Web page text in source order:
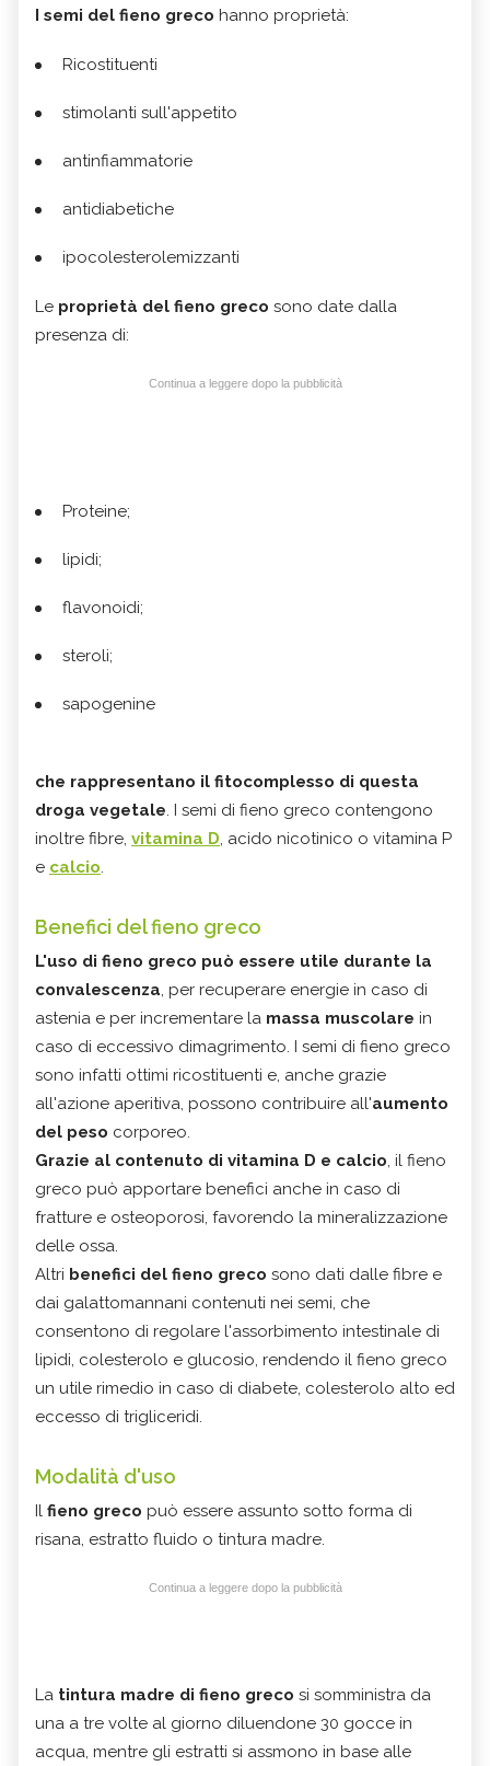
I semi del fieno greco hanno proprietà:
Ricostituenti
stimolanti sull'appetito
antinfiammatorie
antidiabetiche
ipocolesterolemizzanti
Le proprietà del fieno greco sono date dalla
presenza di:
Continua a leggere dopo la pubblicità
Proteine;
lipidi;
flavonoidi;
steroli;
sapogenine
​​​​​​che rappresentano il fitocomplesso di questa
droga vegetale. I semi di fieno greco contengono
inoltre fibre, vitamina D, acido nicotinico o vitamina P
e calcio.
Benefici del fieno greco
L'uso di fieno greco può essere utile durante la
convalescenza, per recuperare energie in caso di
astenia e per incrementare la massa muscolare in
caso di eccessivo dimagrimento. I semi di fieno greco
sono infatti ottimi ricostituenti e, anche grazie
all'azione aperitiva, possono contribuire all'aumento
del peso corporeo.
Grazie al contenuto di vitamina D e calcio, il fieno
greco può apportare benefici anche in caso di
fratture e osteoporosi, favorendo la mineralizzazione
delle ossa.
Altri benefici del fieno greco sono dati dalle fibre e
dai galattomannani contenuti nei semi, che
consentono di regolare l'assorbimento intestinale di
lipidi, colesterolo e glucosio, rendendo il fieno greco
un utile rimedio in caso di diabete, colesterolo alto ed
eccesso di trigliceridi.
Modalità d'uso
Il fieno greco può essere assunto sotto forma di
risana, estratto fluido o tintura madre.
Continua a leggere dopo la pubblicità
La tintura madre di fieno greco si somministra da
una a tre volte al giorno diluendone 30 gocce in
acqua, mentre gli estratti si assmono in base alle